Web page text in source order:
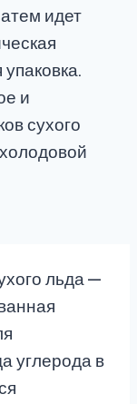
идет
и
сухого
льда —
углерода в